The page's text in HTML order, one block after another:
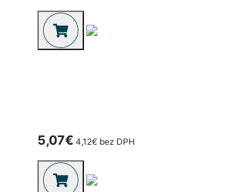
5,07€ 4,12€ bez DPH